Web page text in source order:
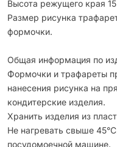
Высота режущего края
Размер рисунка
формочки.
Общая информация по
Формочки и трафареты
нанесения рисунка на
кондитерские изделия.
Хранить изделия из
Не нагревать свыше
посудомоечной машине.